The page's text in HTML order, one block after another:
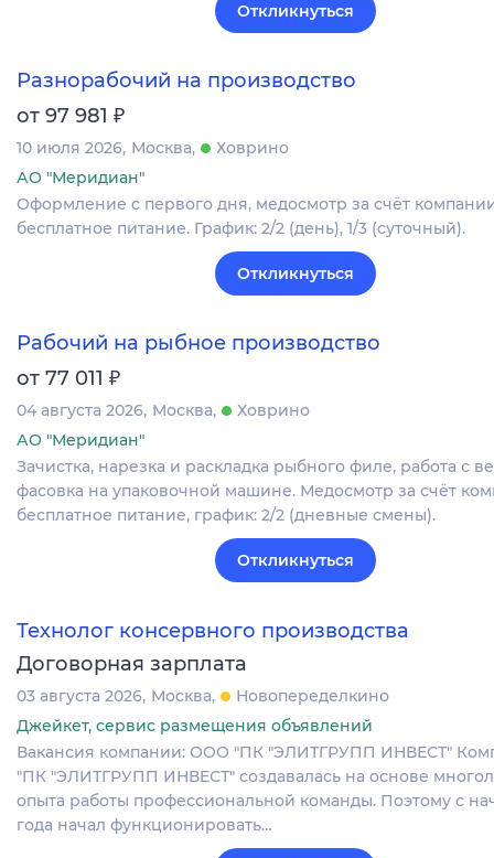
Откликнуться
Разнорабочий на производство
от 97 981 ₽
10 июля 2026 Москва
Ховрино
АО "Меридиан"
Оформление c первого дня, медосмотр за счёт
бесплатное питание. График: 2/2 (день), 1/3 (суточный).
Откликнуться
Рабочий на рыбное производство
от 77 011 ₽
04 августа 2026 Москва
Ховрино
АО "Меридиан"
Зачистка, нарезка и раскладка рыбного филе, работа с
фасовка на упаковочной машине. Медосмотр за счёт
бесплатное питание, график: 2/2 (дневные смены).
Откликнуться
Технолог консервного производства
Договорная зарплата
03 августа 2026 Москва
Новопеределкино
Джейкет, сервис размещения объявлений
Вакансия компании: ООО "ПК "ЭЛИТГРУПП ИНВЕСТ"
"ПК "ЭЛИТГРУПП ИНВЕСТ" создавалась на основе
опыта работы профессиональной команды. Поэтому с
года начал функционировать…